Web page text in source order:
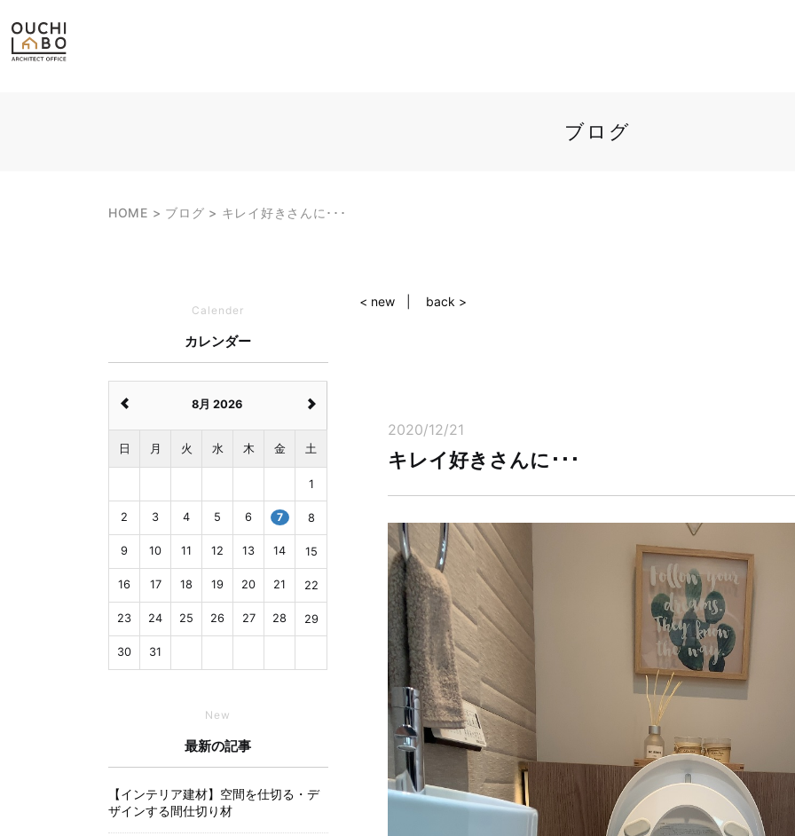
ブログ
HOME ブログ キレイ好きさんに･･･
< new back >
2020/12/21
キレイ好きさんに･･･
Calender
カレンダー
8月 2026
日 月 火 水 木 金 土
1
2 3 4 5 6 7 8
9 10 11 12 13 14 15
16 17 18 19 20 21 22
23 24 25 26 27 28 29
30 31
New
最新の記事
【インテリア建材】空間を仕切る・デ
ザインする間仕切り材